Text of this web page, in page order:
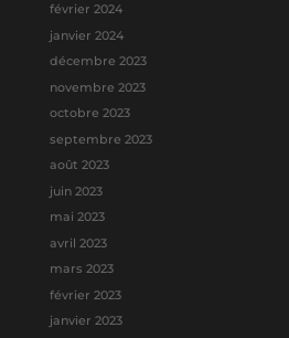
février 2024
janvier 2024
décembre 2023
novembre 2023
octobre 2023
septembre 2023
août 2023
juin 2023
mai 2023
avril 2023
mars 2023
février 2023
janvier 2023